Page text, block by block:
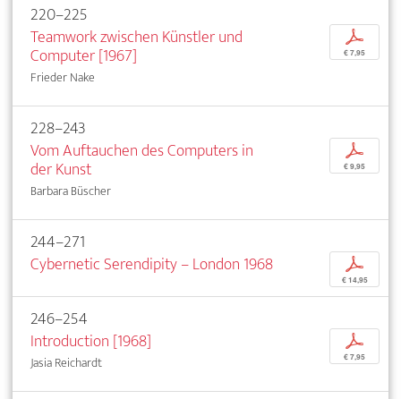
220–225
Teamwork zwischen Künstler und
Computer [1967]
Frieder Nake
p
€ 7,95
228–243
Vom Auftauchen des Computers in
der Kunst
Barbara Büscher
p
€ 9,95
244–271
Cybernetic Serendipity – London 1968
p
€ 14,95
246–254
Introduction [1968]
Jasia Reichardt
p
€ 7,95